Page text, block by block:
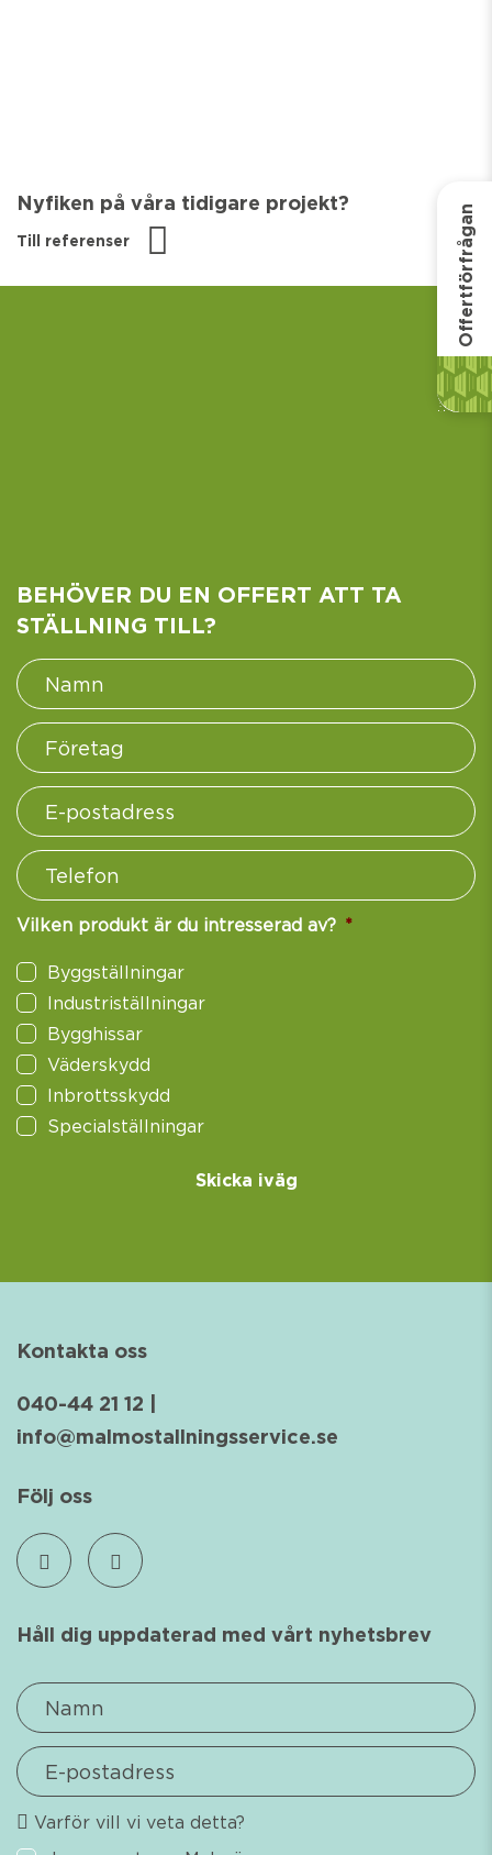
Offertförfrågan
Nyfiken på våra tidigare projekt?
Till referenser
BEHÖVER DU EN OFFERT ATT TA
STÄLLNING TILL?
Namn
Företag
E-
postadress
Telefon
Vilken produkt är du intresserad av? *
Byggställningar
Industriställningar
Bygghissar
Väderskydd
Inbrottsskydd
Specialställningar
Kontakta oss
040-44 21 12 |
info@malmostallningsservice.se
Följ oss
Håll dig uppdaterad med vårt nyhetsbrev
Namn
E-
postadress
*
Varför vill vi veta detta?